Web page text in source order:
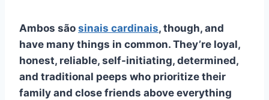
Ambos são sinais cardinais, though, and
have many things in common. They’re loyal,
honest, reliable, self-initiating, determined,
and traditional peeps who prioritize their
family and close friends above everything